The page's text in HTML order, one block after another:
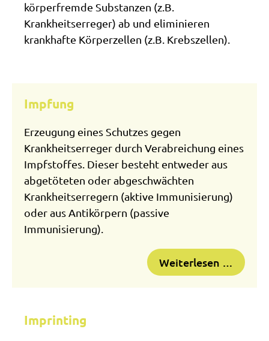
körperfremde Substanzen (z.B.
Krankheitserreger) ab und eliminieren
krankhafte Körperzellen (z.B. Krebszellen).
Impfung
Erzeugung eines Schutzes gegen
Krankheitserreger durch Verabreichung eines
Impfstoffes. Dieser besteht entweder aus
abgetöteten oder abgeschwächten
Krankheitserregern (aktive Immunisierung)
oder aus Antikörpern (passive
Immunisierung).
Weiterlesen …
Imprinting